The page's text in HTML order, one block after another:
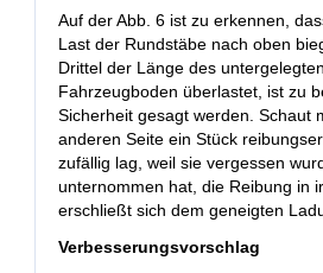
Auf der Abb. 6 ist zu erkennen,
Last der Rundstäbe nach oben
Drittel der Länge des
Fahrzeugboden überlastet, ist zu
Sicherheit gesagt werden. Schaut
anderen Seite ein Stück
zufällig lag, weil sie vergessen
unternommen hat, die Reibung in
erschließt sich dem geneigten
Verbesserungsvorschlag